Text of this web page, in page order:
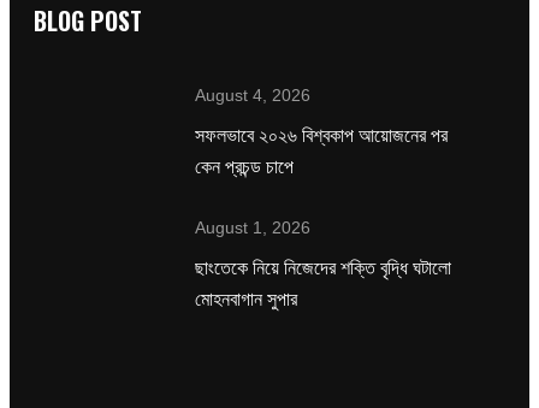
BLOG POST
August 4, 2026
সফলভাবে ২০২৬ বিশ্বকাপ আয়োজনের পর
কেন প্রচন্ড চাপে
August 1, 2026
ছাংতেকে নিয়ে নিজেদের শক্তি বৃদ্ধি ঘটালো
মোহনবাগান সুপার